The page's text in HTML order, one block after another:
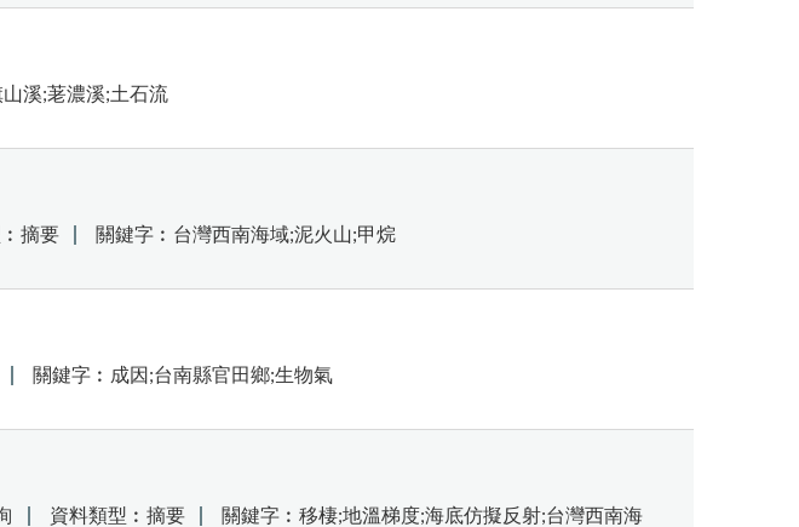
溪;荖濃溪;土石流
摘要 關鍵字︰台灣西南海域;泥火山;甲烷
關鍵字︰成因;台南縣官田鄉;生物氣
資料類型︰摘要
關鍵字︰移棲;地溫梯度;海底仿擬反射;台灣西南海